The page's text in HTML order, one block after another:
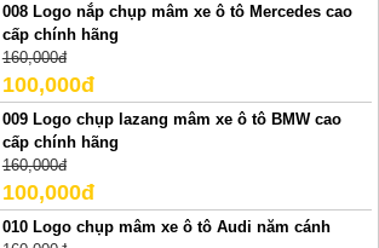
008 Logo nắp chụp mâm xe ô tô Mercedes cao
cấp chính hãng
160,000đ
100,000đ
009 Logo chụp lazang mâm xe ô tô BMW cao
cấp chính hãng
160,000đ
100,000đ
010 Logo chụp mâm xe ô tô Audi năm cánh